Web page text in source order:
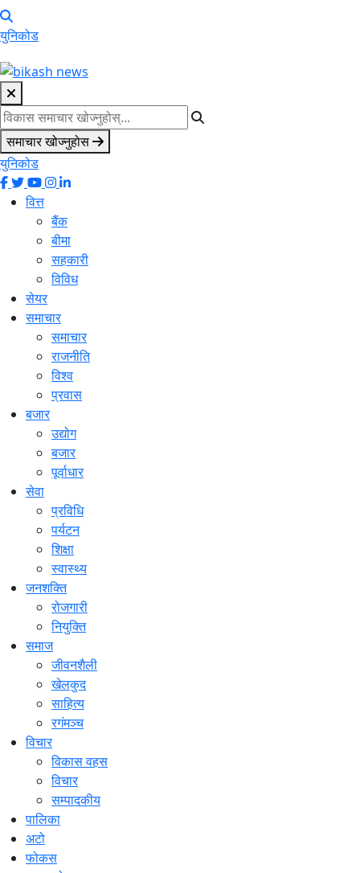
युनिकोड
समाचार खोज्नुहोस
युनिकोड
वित्त
बैंक
बीमा
सहकारी
विविध
सेयर
समाचार
समाचार
राजनीति
विश्व
प्रवास
बजार
उद्योग
बजार
पूर्वाधार
सेवा
प्रविधि
पर्यटन
शिक्षा
स्वास्थ्य
जनशक्ति
रोजगारी
नियुक्ति
समाज
जीवनशैली
खेलकुद
साहित्य
रगंमञ्च
विचार
विकास वहस
विचार
सम्पादकीय
पालिका
अटो
फोकस